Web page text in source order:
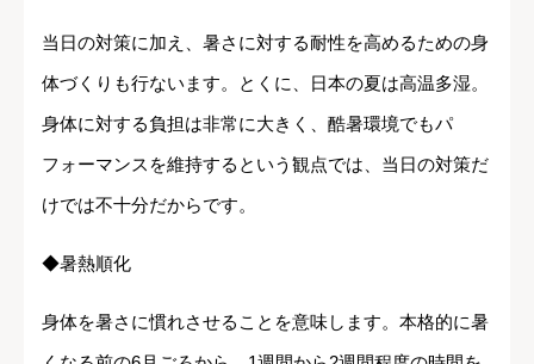
当日の対策に加え、暑さに対する耐性を高めるための身
体づくりも行ないます。とくに、日本の夏は高温多湿。
身体に対する負担は非常に大きく、酷暑環境でもパ
フォーマンスを維持するという観点では、当日の対策だ
けでは不十分だからです。
◆暑熱順化
身体を暑さに慣れさせることを意味します。本格的に暑